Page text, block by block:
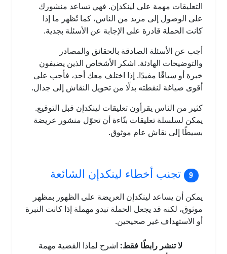
التعليقات مهمة على لينكدإن. فهي تساعد منشورك
على الوصول إلى مزيد من الناس، كما تُظهر ما إذا
كانت الحملة قادرة على الإجابة عن الأسئلة بجدية.
أجب عن الأسئلة الصادقة بالحقائق والمصادر
والتوضيحات الهادئة. اشكر الأشخاص الذين يضيفون
خبرة أو سياقًا مفيدًا. إذا اختلف معك أحد، فأجب على
أقوى صياغة لنقطته بدلًا من تحويل النقاش إلى جدال.
كثير من الناس يقرأون تعليقات لينكدإن قبل التوقيع.
يمكن لسلسلة تعليقات بنّاءة أن تحوّل منشور عريضة
بسيطًا إلى نقاش عام موثوق.
تجنب أخطاء لينكدإن الشائعة
يمكن أن يساعد لينكدإن العريضة على الظهور بمظهر
موثوق، لكنه قد يجعل الحملة تبدو مهملة إذا كانت النبرة
أو الاستهداف غير صحيحين.
لا تنشر رابطًا فقط: اشرح لماذا القضية مهمة